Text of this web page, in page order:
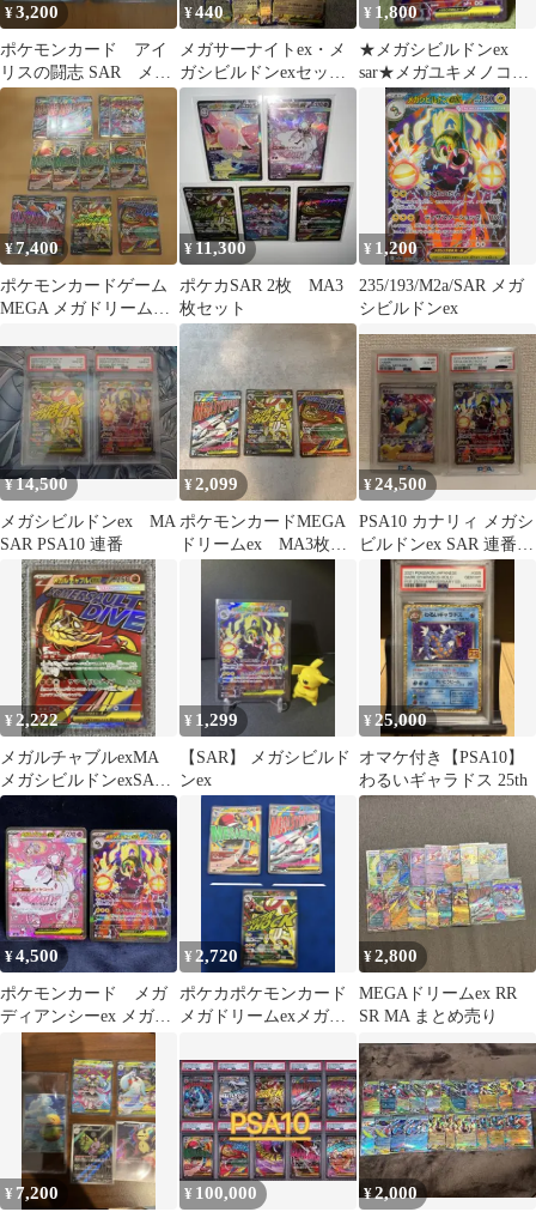
¥3,200
ポケモンカード アイ
リスの闘志 SAR メガ
シビルドンex SAR
¥440
メガサーナイトex・メ
ガシビルドンexセット
8枚セット
¥ 1,800
★メガシビルドンex
sar★メガユキメノコ
ma★ラッパsr★アビス
アイ2P
¥7,400
ポケモンカードゲーム
MEGA メガドリーム
¥ 11,300
ポケカSAR 2枚 MA3
枚セット
¥ 1,200
235/193/M2a/SAR メガ
シビルドンex
¥14,500
メガシビルドンex MA
SAR PSA10 連番
¥2,099
ポケモンカードMEGA
ドリームex MA3枚
¥24,500
PSA10 カナリィ メガシ
ビルドンex SAR 連番2
枚セット
¥ 2,222
メガルチャブルexMA
メガシビルドンexSAR
AR1枚オマケ
¥ 1,299
【SAR】 メガシビルド
ンex
¥ 25,000
オマケ付き【PSA10】
わるいギャラドス 25th
¥4,500
ポケモンカード メガ
ディアンシーex メガシ
ビルドンex sar
¥2,720
ポケカポケモンカード
メガドリームexメガサ
exMASRARSAR
¥2,800
MEGAドリームex RR
SR MA まとめ売り
¥ 7,200 ¥ 100,000 ¥2,000